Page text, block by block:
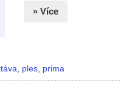
» Více
ples prima